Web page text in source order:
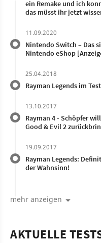
ein Remake und ich
das müsst ihr jetzt
11.09.2020
Nintendo Switch – Das
Nintendo eShop
25.04.2018
Rayman Legends im
13.10.2017
Rayman 4 - Schöpfer
Good & Evil 2
19.09.2017
Rayman Legends:
der Wahnsinn!
mehr anzeigen
AKTUELLE